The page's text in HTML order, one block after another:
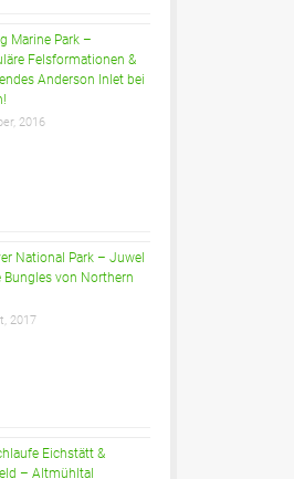
Marine Park –
Felsformationen &
Anderson Inlet bei
2016
National Park – Juwel
Bungles von Northern
2017
Eichstätt &
– Altmühltal